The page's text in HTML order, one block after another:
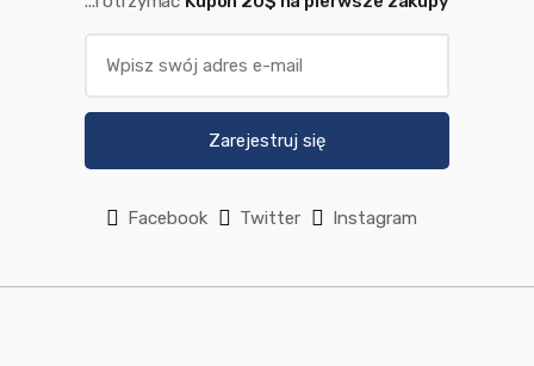
Zarejestruj się
Facebook Twitter Instagram